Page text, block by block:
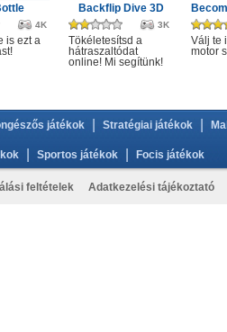
4K
is ezt a
Backflip Dive 3D
3K
Tökéletesítsd a
hátraszaltódat
online! Mi segítünk!
Válj te
motor
játékok Stratégiai játékok
Sportos játékok Focis játékok
feltételek Adatkezelési tájékoztató